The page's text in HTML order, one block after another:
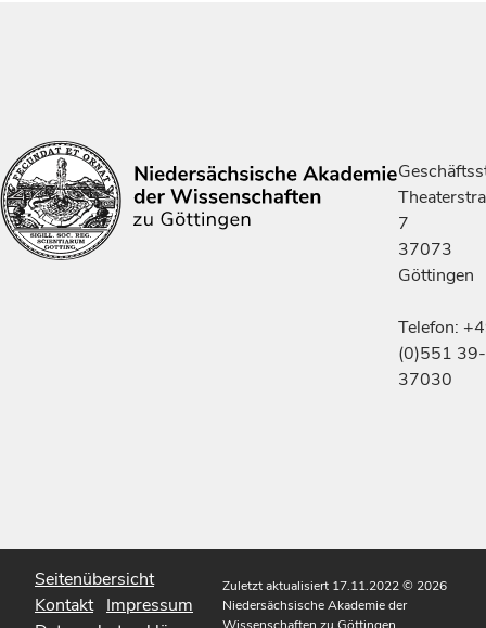
7
37073
Göttingen
Telefon:
(0)551 39-
37030
Seitenübersicht
Kontakt Impressum
Zuletzt aktualisiert 17.11.2022© 2026
Niedersächsische Akademie der